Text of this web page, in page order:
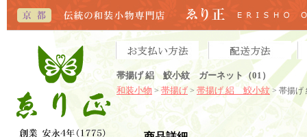
帯揚げ 絽 鮫小紋 ガーネット（01）
和装小物 > 帯揚げ > 帯揚げ 絽 鮫小紋 > 帯揚